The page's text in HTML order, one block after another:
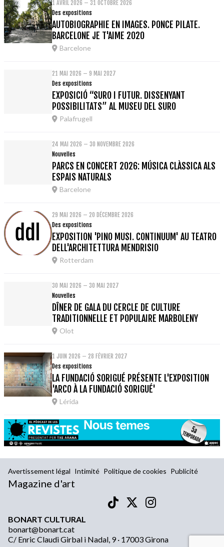
1 AVRIL 2026 – 31 OCTOBRE 2026
Des expositions
AUTOBIOGRAPHIE EN IMAGES. PONCE PILATE.
BARCELONE JE T'AIME 2020
Barcelone
21 MAI 2026 – 9 MAI 2027
Des expositions
EXPOSICIÓ “SURO I FUTUR. DISSENYANT
POSSIBILITATS” AL MUSEU DEL SURO
Palafrugell
24 MAI 2026 – 30 NOVEMBRE 2026
Nouvelles
PARCS EN CONCERT 2026: MÚSICA CLÀSSICA ALS
ESPAIS NATURALS
Barcelone
29 MAI 2026 – 20 DÉCEMBRE 2026
Des expositions
EXPOSITION 'PINO MUSI. CONTINUUM' AU TEATRO
DELL'ARCHITETTURA MENDRISIO
Rotterdam
30 MAI 2026 – 30 MAI 2027
Nouvelles
DÎNER DE GALA DU CERCLE DE CULTURE
TRADITIONNELLE ET POPULAIRE MARBOLENY
Olot
1 JUIN 2026 – 28 FÉVRIER 2027
Des expositions
LA FUNDACIÓ SORIGUÉ PRÉSENTE L'EXPOSITION
'ARCO À LA FUNDACIÓ SORIGUÉ'
Lérida
Avertissement légal Intimité Politique de cookies Publicité
Magazine d'art
BONART CULTURAL
bonart@bonart.cat
C/ Enric Claudi Girbal i Nadal, 9 · 17003 Girona